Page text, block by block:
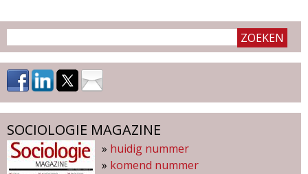
SOCIOLOGIE MAGAZINE
» huidig nummer
» komend nummer